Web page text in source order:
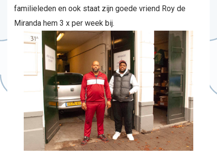
familieleden en ook staat zijn goede vriend Roy de
Miranda hem 3 x per week bij.